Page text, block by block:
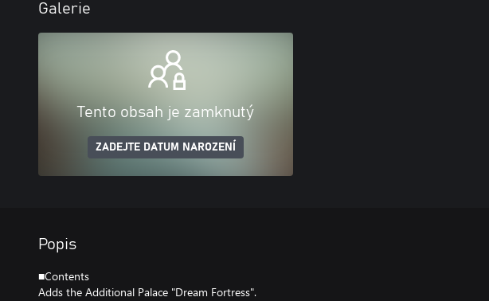
Galerie
Tento obsah je zamknutý
ZADEJTE DATUM NAROZENÍ
Popis
■Contents
Adds the Additional Palace "Dream Fortress".